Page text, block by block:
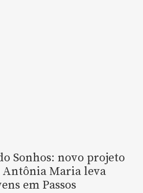
Sonhos: novo projeto
Maria leva
em Passos